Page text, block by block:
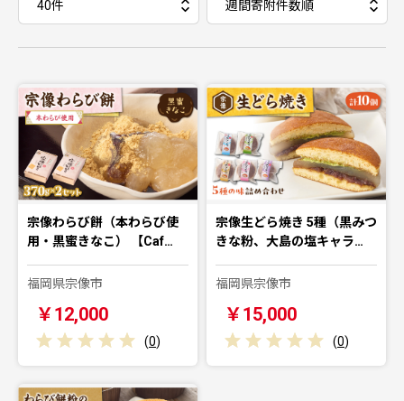
宗像わらび餅（本わらび使
用・黒蜜きなこ） 【Caf…
福岡県宗像市
￥12,000
(0)
宗像生どら焼き 5種（黒みつ
きな粉、大島の塩キャラ…
福岡県宗像市
￥15,000
(0)